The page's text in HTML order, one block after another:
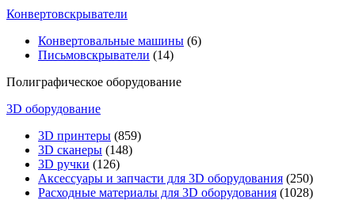
Конвертовскрыватели
Конвертовальные машины (6)
Письмовскрыватели (14)
Полиграфическое оборудование
3D оборудование
3D принтеры (859)
3D сканеры (148)
3D ручки (126)
Аксессуары и запчасти для 3D оборудования (250)
Расходные материалы для 3D оборудования (1028)